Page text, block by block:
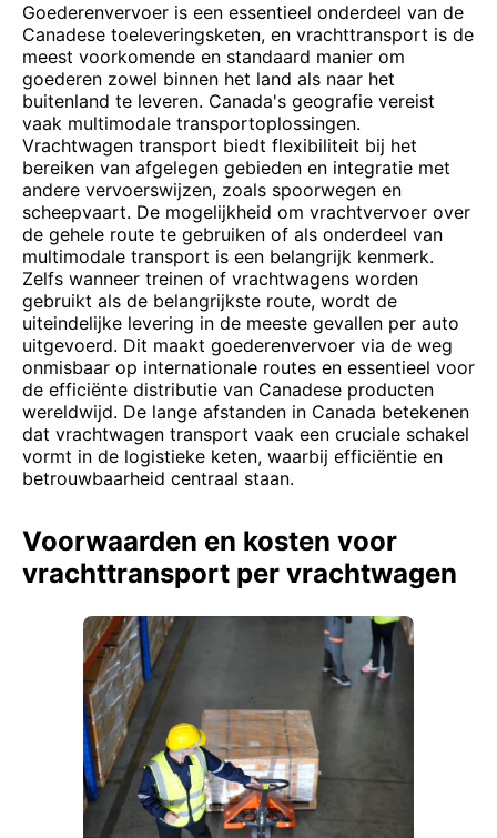
Goederenvervoer is een essentieel onderdeel van de
Canadese toeleveringsketen, en vrachttransport is de
meest voorkomende en standaard manier om
goederen zowel binnen het land als naar het
buitenland te leveren. Canada's geografie vereist
vaak multimodale transportoplossingen.
Vrachtwagen transport biedt flexibiliteit bij het
bereiken van afgelegen gebieden en integratie met
andere vervoerswijzen, zoals spoorwegen en
scheepvaart. De mogelijkheid om vrachtvervoer over
de gehele route te gebruiken of als onderdeel van
multimodale transport is een belangrijk kenmerk.
Zelfs wanneer treinen of vrachtwagens worden
gebruikt als de belangrijkste route, wordt de
uiteindelijke levering in de meeste gevallen per auto
uitgevoerd. Dit maakt goederenvervoer via de weg
onmisbaar op internationale routes en essentieel voor
de efficiënte distributie van Canadese producten
wereldwijd. De lange afstanden in Canada betekenen
dat vrachtwagen transport vaak een cruciale schakel
vormt in de logistieke keten, waarbij efficiëntie en
betrouwbaarheid centraal staan.
Voorwaarden en kosten voor
vrachttransport per vrachtwagen